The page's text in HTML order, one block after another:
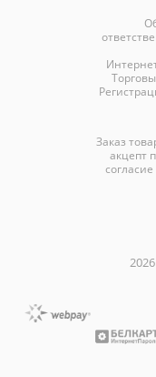
Заказ
акцепт